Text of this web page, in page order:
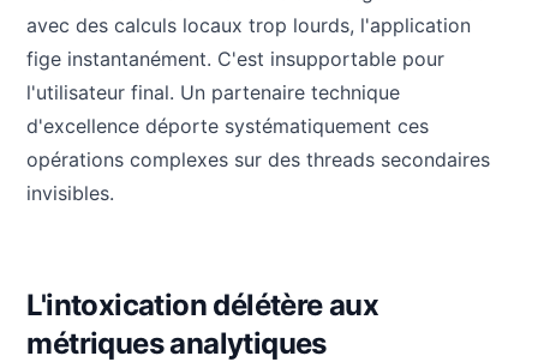
avec des calculs locaux trop lourds, l'application
fige instantanément. C'est insupportable pour
l'utilisateur final. Un partenaire technique
d'excellence déporte systématiquement ces
opérations complexes sur des threads secondaires
invisibles.
L'intoxication délétère aux
métriques analytiques